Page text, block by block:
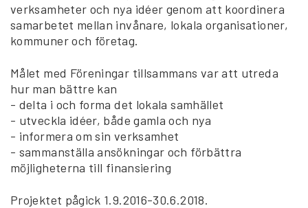
verksamheter och nya idéer genom att koordinera
samarbetet mellan invånare, lokala organisationer,
kommuner och företag.
Målet med Föreningar tillsammans var att utreda
hur man bättre kan
- delta i och forma det lokala samhället
- utveckla idéer, både gamla och nya
- informera om sin verksamhet
- sammanställa ansökningar och förbättra
möjligheterna till finansiering
Projektet pågick 1.9.2016-30.6.2018.